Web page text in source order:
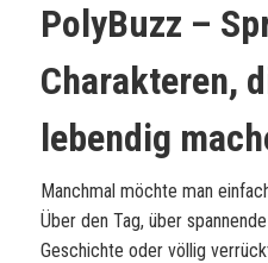
PolyBuzz –
Charakteren,
lebendig
Manchmal möchte man
Über den Tag, über
Geschichte oder völlig